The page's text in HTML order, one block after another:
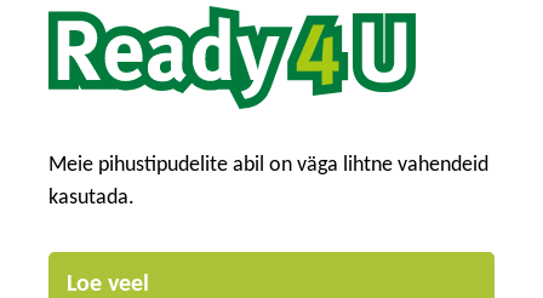
Meie pihustipudelite abil on väga lihtne vahendeid
kasutada.
Loe veel